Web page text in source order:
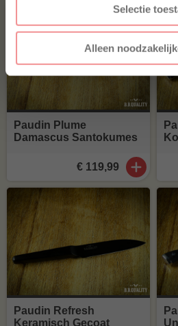
Selectie
Alleen
Paudin Plume
Damascus Santokumes
€ 119,99
Paudin Refresh
Keramisch Gecoat